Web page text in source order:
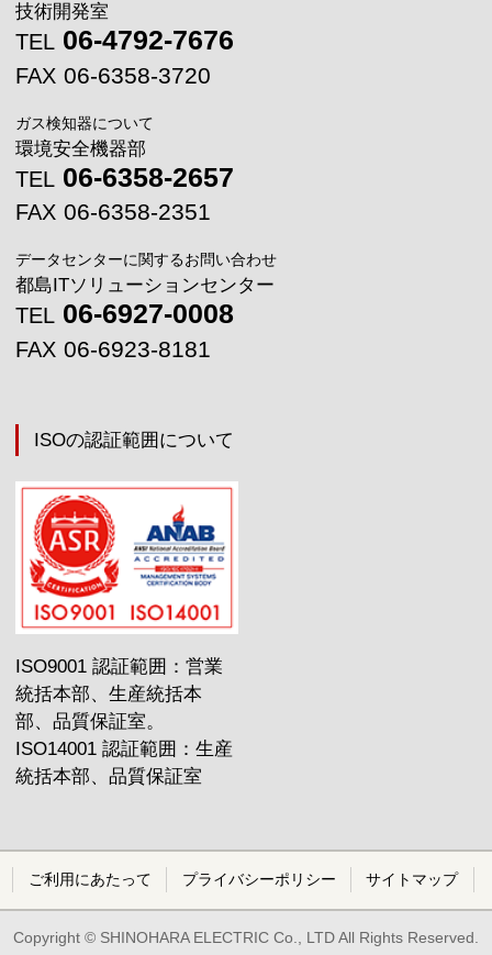
技術開発室
TEL 06-4792-7676
FAX 06-6358-3720
ガス検知器について
環境安全機器部
TEL 06-6358-2657
FAX 06-6358-2351
データセンターに関するお問い合わせ
都島ITソリューションセンター
TEL 06-6927-0008
FAX 06-6923-8181
ISOの認証範囲について
ISO9001 認証範囲：営業
統括本部、生産統括本
部、品質保証室。
ISO14001 認証範囲：生産
統括本部、品質保証室
ご利用にあたって プライバシーポリシー サイトマップ
Copyright © SHINOHARA ELECTRIC Co., LTD All Rights Reserved.